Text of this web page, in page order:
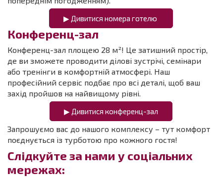
▶ Дивитися номера готелю
Конференц-зал
Конференц-зал площею 28 м²! Це затишний простір,
де ви зможете проводити ділові зустрічі, семінари
або тренінги в комфортній атмосфері. Наш
професійний сервіс подбає про всі деталі, щоб ваш
захід пройшов на найвищому рівні.
▶ Дивитися конференц-зал
Запрошуємо вас до нашого комплексу – тут комфорт
поєднується із турботою про кожного гостя!
Слідкуйте за нами у соціальних
мережах: